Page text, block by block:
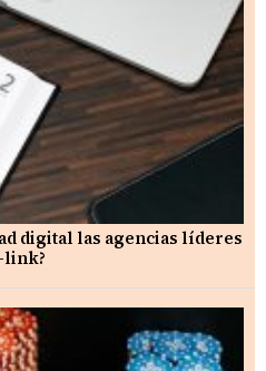
digital las agencias líderes
link?